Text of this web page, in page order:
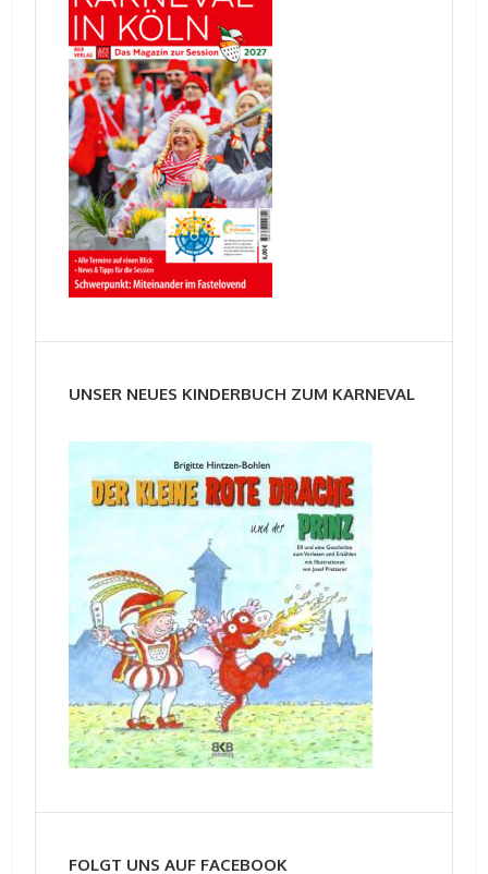
UNSER NEUES KINDERBUCH ZUM KARNEVAL
FOLGT UNS AUF FACEBOOK